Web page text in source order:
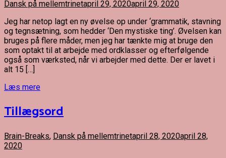
Dansk på mellemtrinetapril 29, 2020april 29, 2020
Jeg har netop lagt en ny øvelse op under ‘grammatik, stavning
og tegnsætning, som hedder ‘Den mystiske ting’. Øvelsen kan
bruges på flere måder, men jeg har tænkte mig at bruge den
som optakt til at arbejde med ordklasser og efterfølgende
også som værksted, når vi arbejder med dette. Der er lavet i
alt 15 […]
Læs mere
Tillægsord
Brain-Breaks, Dansk på mellemtrinetapril 28, 2020april 28,
2020